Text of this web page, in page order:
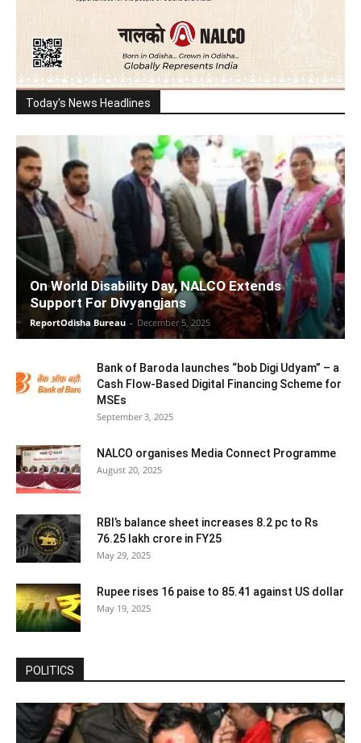
Today's News Headlines
On World Disability Day, NALCO Extends
Support For Divyangjans
ReportOdisha Bureau - December 5, 2025
Bank of Baroda launches “bob Digi Udyam” – a
Cash Flow-Based Digital Financing Scheme for
MSEs
September 3, 2025
NALCO organises Media Connect Programme
August 20, 2025
RBI’s balance sheet increases 8.2 pc to Rs
76.25 lakh crore in FY25
May 29, 2025
Rupee rises 16 paise to 85.41 against US dollar
May 19, 2025
POLITICS